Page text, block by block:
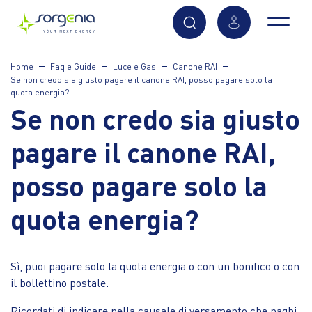
contenuto
Home Faq e Guide Luce e Gas
Canone RAI
Se non credo sia giusto pagare il canone RAI, posso pagare solo la
quota energia?
Se non credo sia giusto
pagare il canone RAI,
posso pagare solo la
quota energia?
Sì, puoi pagare solo la quota energia o con un bonifico o con
il bollettino postale.